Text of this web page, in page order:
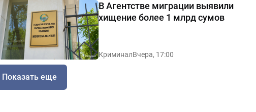
В Агентстве миграции выявили
хищение более 1 млрд сумов
КриминалВчера, 17:00
Показать еще